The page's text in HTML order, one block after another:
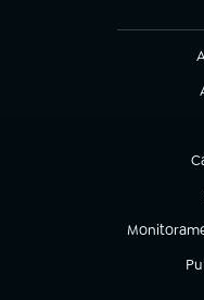
(abre em